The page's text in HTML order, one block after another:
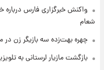
قیمت
۱۷ مرداد ۱۴۰۵
واکنش خبرگزاری فارس
شعام
چهره بهت‌زده سه بازیگر زن در
بازگشت مازیار لرستانی به